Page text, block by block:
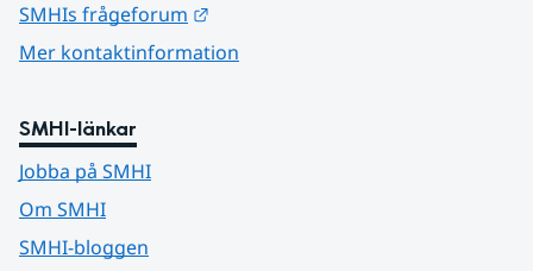
SMHIs frågeforum
Mer kontaktinformation
SMHI-länkar
Jobba på SMHI
Om SMHI
SMHI-bloggen